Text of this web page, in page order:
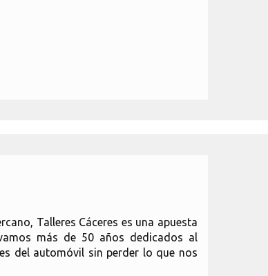
Talleres Cáceres es una apuesta
más de 50 años dedicados al
del automóvil sin perder lo que nos